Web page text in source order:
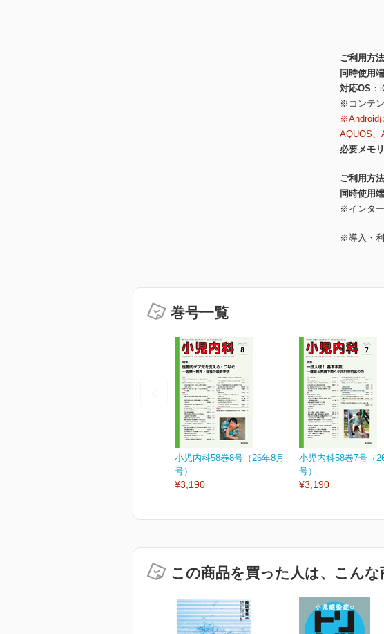
ご利用方法
同時使用
対応OS
※コンテ
※Android
AQUOS、
必要メモ
ご利用方法
同時使用
※インタ
※導入・
巻号一覧
小児内科58巻8号（26年8月
号）
¥3,190
小児内科58巻7号（
号）
¥3,190
この商品を買った人は、こんな